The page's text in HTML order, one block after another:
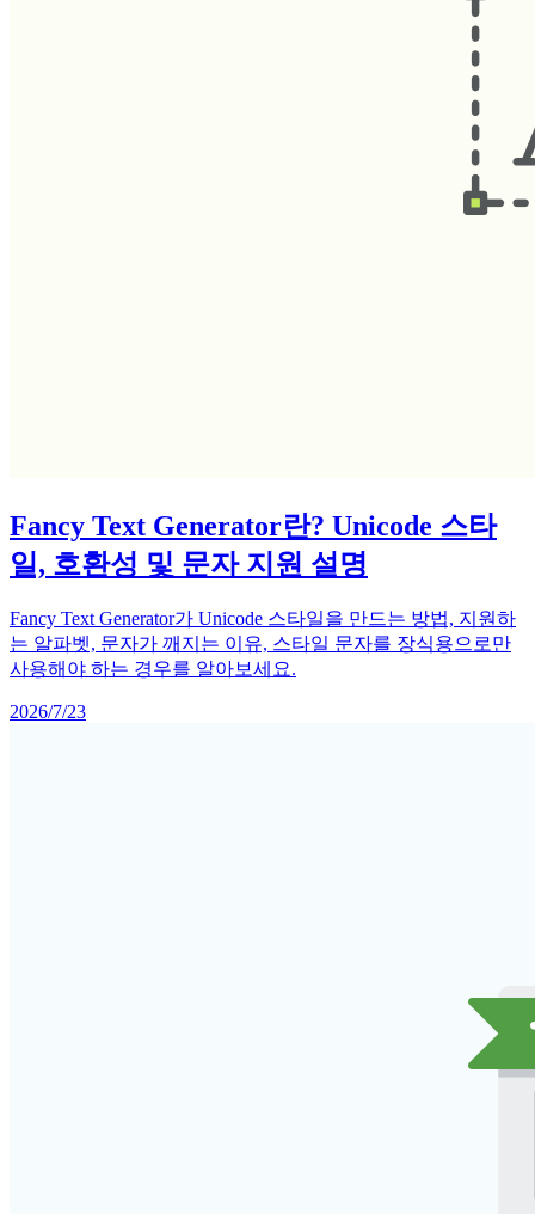
Fancy Text Generator란? Unicode 스타
일, 호환성 및 문자 지원 설명
Fancy Text Generator가 Unicode 스타일을 만드는 방법, 지원하
는 알파벳, 문자가 깨지는 이유, 스타일 문자를 장식용으로만
사용해야 하는 경우를 알아보세요.
2026/7/23